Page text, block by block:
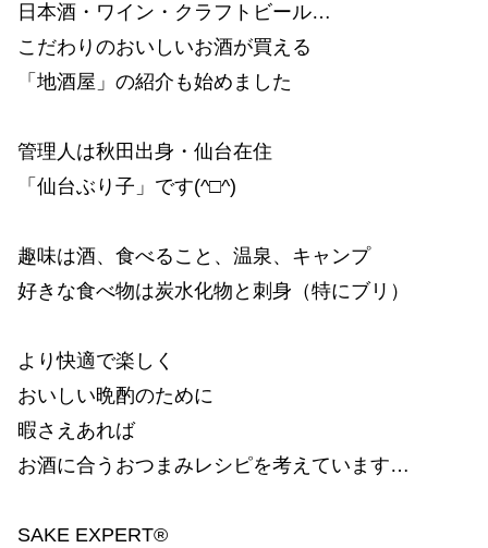
日本酒・ワイン・クラフトビール…
こだわりのおいしいお酒が買える
「地酒屋」の紹介も始めました
管理人は秋田出身・仙台在住
「仙台ぶり子」です(^□^)
趣味は酒、食べること、温泉、キャンプ
好きな食べ物は炭水化物と刺身（特にブリ）
より快適で楽しく
おいしい晩酌のために
暇さえあれば
お酒に合うおつまみレシピを考えています…
SAKE EXPERT®